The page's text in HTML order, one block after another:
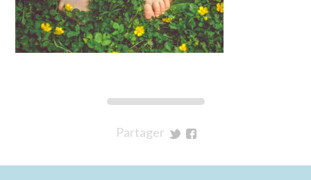
Partager
Twitter
Facebook